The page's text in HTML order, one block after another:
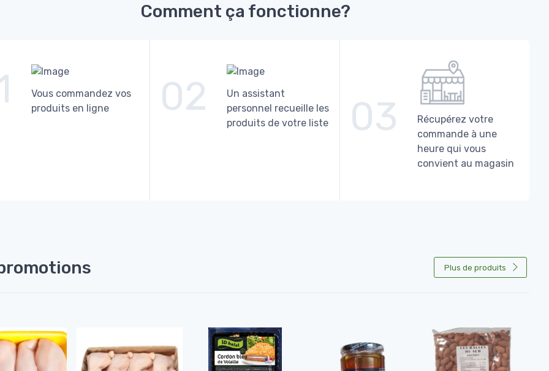
Comment ça fonctionne?
Vous commandez vos
produits en ligne
02
Un assistant
personnel recueille les
produits de votre liste
03
Récupérez votre
commande à une
heure qui vous
convient au magasin
Plus de produits